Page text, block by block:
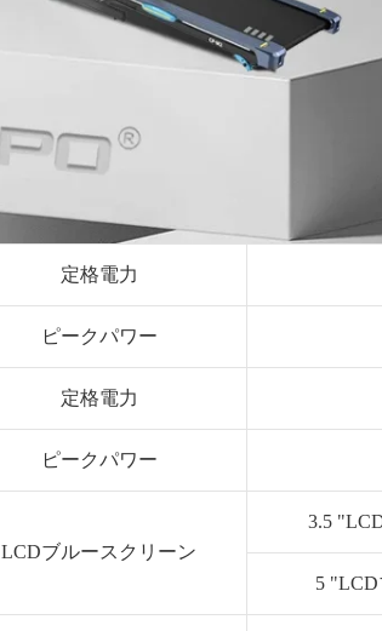
定格電力
ピークパワー
定格電力
ピークパワー
LCDブルースクリーン
3.5
5